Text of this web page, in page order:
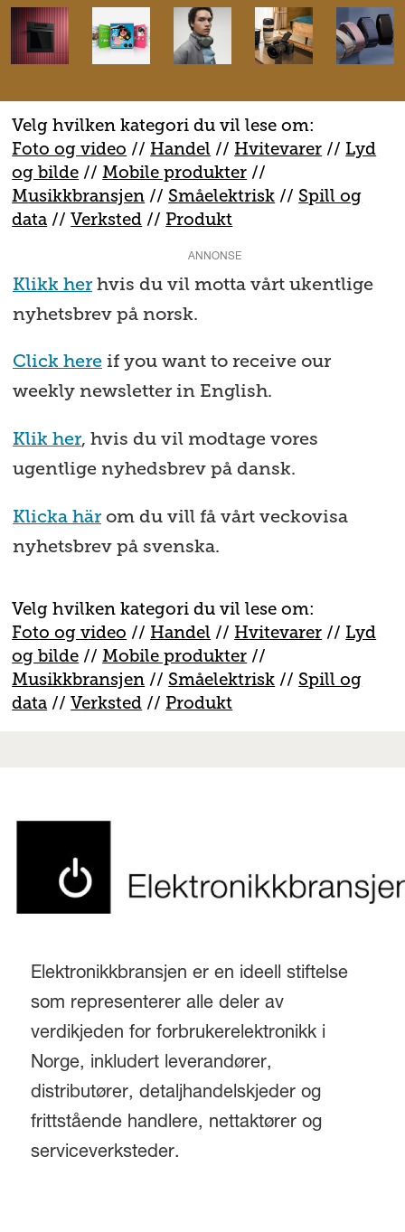
Velg hvilken kategori du vil lese om:
Foto og video // Handel // Hvitevarer // Lyd
og bilde //Mobile produkter //
Musikkbransjen // Småelektrisk // Spill og
data //Verksted // Produkt
ANNONSE
Klikk herhvis du vil motta vårt ukentlige
nyhetsbrev på norsk.
Click hereif you want to receive our
weekly newsletter in English.
Klik her, hvis du vil modtage vores
ugentlige nyhedsbrev på dansk.
Klicka härom du vill få vårt veckovisa
nyhetsbrev på svenska.
Velg hvilken kategori du vil lese om:
Foto og video // Handel // Hvitevarer // Lyd
og bilde //Mobile produkter //
Musikkbransjen // Småelektrisk // Spill og
data //Verksted // Produkt
Elektronikkbransjen er en ideell stiftelse
som representerer alle deler av
verdikjeden for forbrukerelektronikk i
Norge, inkludert leverandører,
distributører, detaljhandelskjeder og
frittstående handlere, nettaktører og
serviceverksteder.